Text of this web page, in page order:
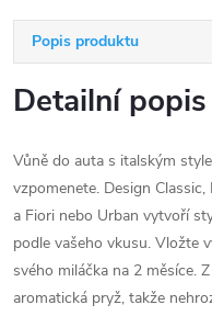
Popis produktu
Detailní
Vůně do auta s italským
vzpomenete. Design
a Fiori nebo Urban vytvoří
podle vašeho vkusu. Vložte
svého miláčka na 2 měsíce.
aromatická pryž, takže